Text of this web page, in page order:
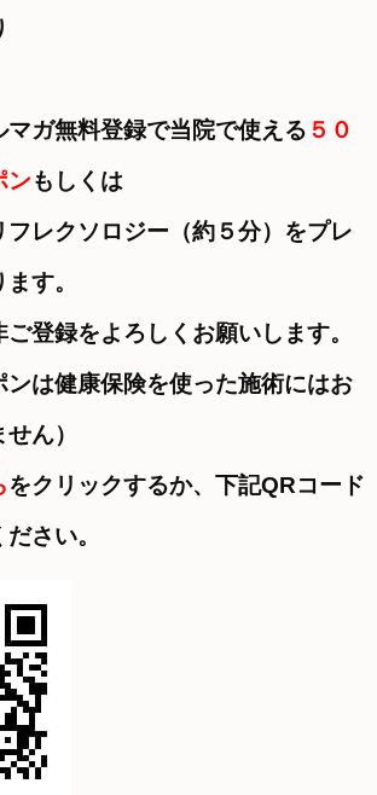
マガ無料登録で当院で使える ５０
ンもしくは
フレクソロジー（約５分）をプレ
す。
登録をよろしくお願いします。
ンは健康保険を使った施術にはお
ん）
をクリックするか、下記QRコード
さい。